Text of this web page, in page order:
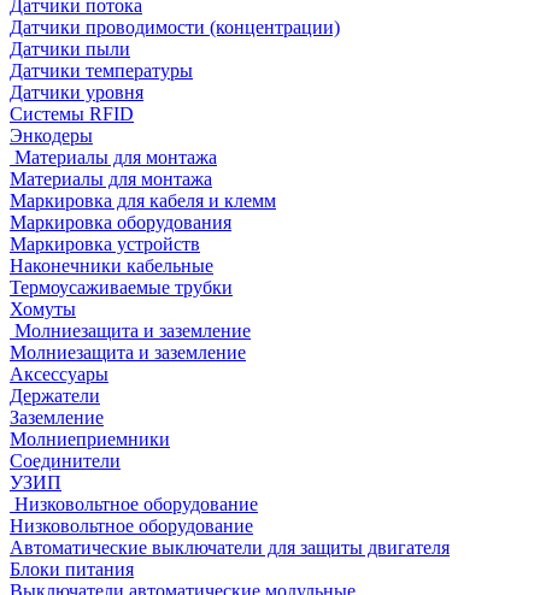
Датчики потока
Датчики проводимости (концентрации)
Датчики пыли
Датчики температуры
Датчики уровня
Системы RFID
Энкодеры
Материалы для монтажа
Материалы для монтажа
Маркировка для кабеля и клемм
Маркировка оборудования
Маркировка устройств
Наконечники кабельные
Термоусаживаемые трубки
Хомуты
Молниезащита и заземление
Молниезащита и заземление
Аксессуары
Держатели
Заземление
Молниеприемники
Соединители
УЗИП
Низковольтное оборудование
Низковольтное оборудование
Автоматические выключатели для защиты двигателя
Блоки питания
Выключатели автоматические модульные